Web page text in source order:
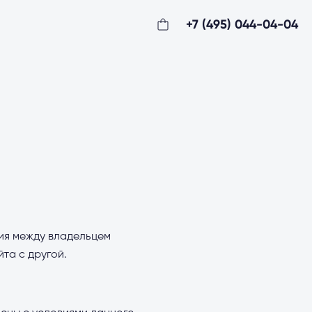
+7 (495) 044-04-04
между владельцем
с другой.